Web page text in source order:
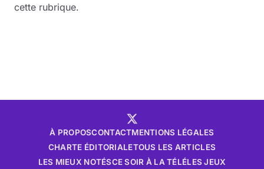
cette rubrique.
À PROPOSCONTACTMENTIONS LÉGALES
CHARTE ÉDITORIALETOUS LES ARTICLES
LES MIEUX NOTÉSCE SOIR À LA TÉLÉLES JEUX